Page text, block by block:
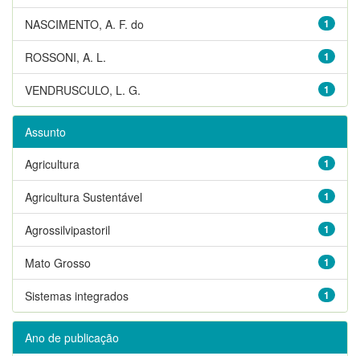
1
NASCIMENTO, A. F. do
1
ROSSONI, A. L.
1
VENDRUSCULO, L. G.
Assunto
1
Agricultura
1
Agricultura Sustentável
1
Agrossilvipastoril
1
Mato Grosso
1
Sistemas integrados
Ano de publicação